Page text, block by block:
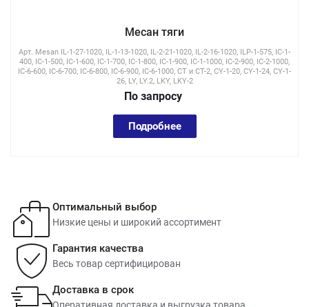
Месан тяги
Арт. Mesan IL-1-27-1020, IL-1-13-1020, IL-2-21-1020, IL-2-16-1020, ILP-1-575, IC-1-
400, IC-1-500, IC-1-600, IC-1-700, IC-1-800, IC-1-900, IC-1-1000, IC-2-900, IC-2-1000,
IC-6-600, IC-6-700, IC-6-800, IC-6-900, IC-6-1000, CT и CT-2, CY-1-20, CY-1-24, CY-1-
26, LY, LY.2, LKY, LKY-2
По запросу
Подробнее
Оптимальный выбор
Низкие цены и широкий ассортимент
Гарантия качества
Весь товар сертифицирован
Доставка в срок